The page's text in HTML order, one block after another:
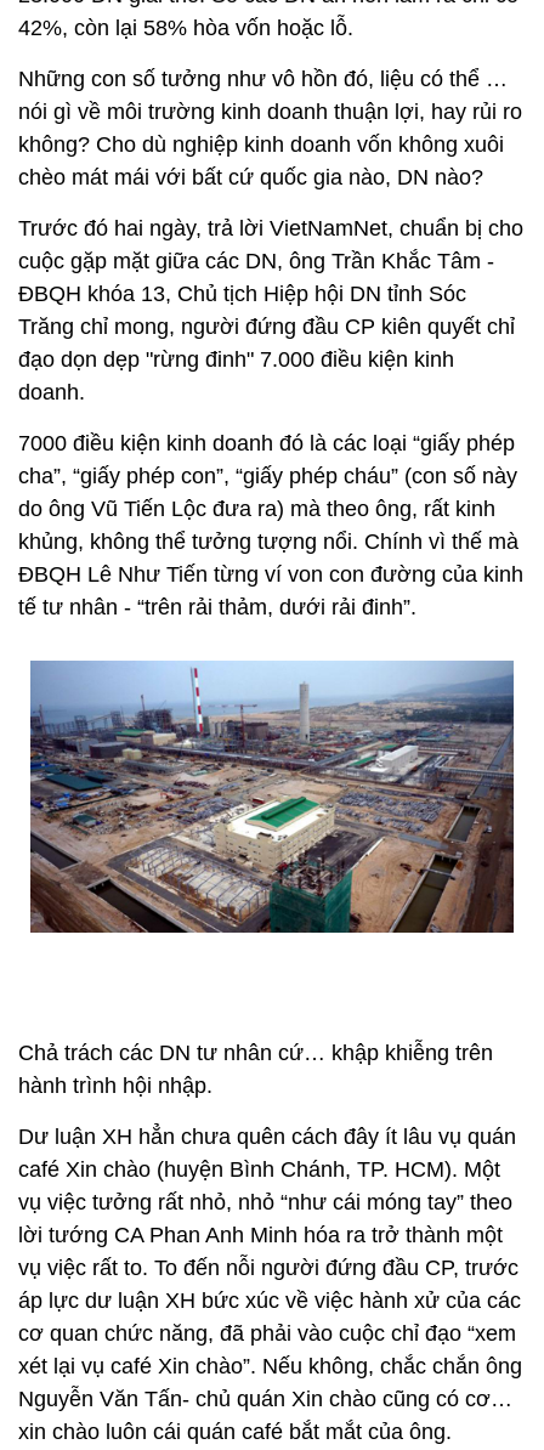
42%, còn lại 58% hòa vốn hoặc lỗ.
Những con số tưởng như vô hồn đó, liệu có thể …
nói gì về môi trường kinh doanh thuận lợi, hay rủi ro
không? Cho dù nghiệp kinh doanh vốn không xuôi
chèo mát mái với bất cứ quốc gia nào, DN nào?
Trước đó hai ngày, trả lời VietNamNet, chuẩn bị cho
cuộc gặp mặt giữa các DN, ông Trần Khắc Tâm -
ĐBQH khóa 13, Chủ tịch Hiệp hội DN tỉnh Sóc
Trăng chỉ mong, người đứng đầu CP kiên quyết chỉ
đạo dọn dẹp "rừng đinh" 7.000 điều kiện kinh
doanh.
7000 điều kiện kinh doanh đó là các loại “giấy phép
cha”, “giấy phép con”, “giấy phép cháu” (con số này
do ông Vũ Tiến Lộc đưa ra) mà theo ông, rất kinh
khủng, không thể tưởng tượng nổi. Chính vì thế mà
ĐBQH Lê Như Tiến từng ví von con đường của kinh
tế tư nhân - “trên rải thảm, dưới rải đinh”.
Chả trách các DN tư nhân cứ… khập khiễng trên
hành trình hội nhập.
Dư luận XH hẳn chưa quên cách đây ít lâu vụ quán
café Xin chào (huyện Bình Chánh, TP. HCM). Một
vụ việc tưởng rất nhỏ, nhỏ “như cái móng tay” theo
lời tướng CA Phan Anh Minh hóa ra trở thành một
vụ việc rất to. To đến nỗi người đứng đầu CP, trước
áp lực dư luận XH bức xúc về việc hành xử của các
cơ quan chức năng, đã phải vào cuộc chỉ đạo “xem
xét lại vụ café Xin chào”. Nếu không, chắc chắn ông
Nguyễn Văn Tấn- chủ quán Xin chào cũng có cơ…
xin chào luôn cái quán café bắt mắt của ông.